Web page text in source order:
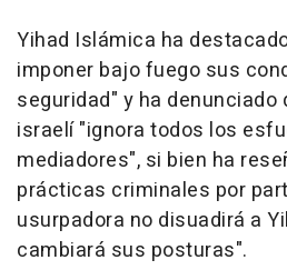
Yihad Islámica ha
imponer bajo fuego sus
seguridad" y ha denunciado
israelí "ignora todos los
mediadores", si bien ha
prácticas criminales por
usurpadora no disuadirá a
cambiará sus posturas".